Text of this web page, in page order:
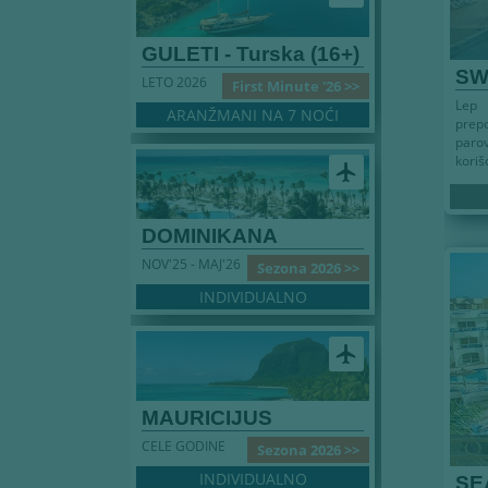
Lep
GULETI - Turska (16+)
First Minute '26 >>
LETO 2026
ARANŽMANI NA 7 NOĆI
airplanemode_active
DOMINIKANA
Sezona 2026 >>
NOV'25 - MAJ'26
INDIVIDUALNO
airplanemode_active
MAURICIJUS
Sezona 2026 >>
CELE GODINE
INDIVIDUALNO